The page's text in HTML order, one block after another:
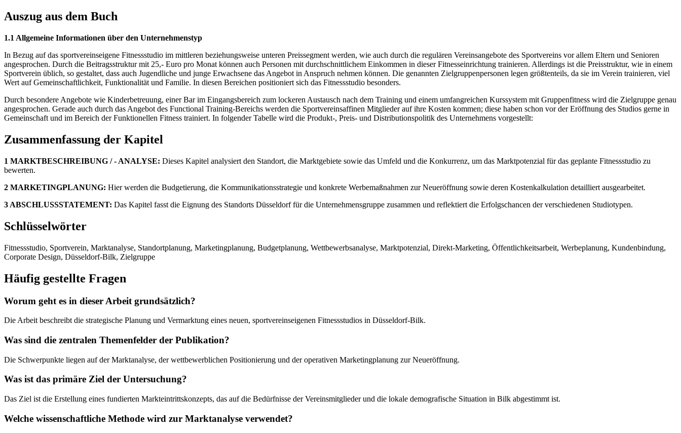
Auszug aus dem Buch
1.1 Allgemeine Informationen über den Unternehmenstyp
In Bezug auf das sportvereinseigene Fitnessstudio im mittleren beziehungsweise unteren Preissegment werden, wie auch durch die regulären Vereinsangebote des Sportvereins vor allem Eltern und Senioren
angesprochen. Durch die Beitragsstruktur mit 25,- Euro pro Monat können auch Personen mit durchschnittlichem Einkommen in dieser Fitnesseinrichtung trainieren. Allerdings ist die Preisstruktur, wie in einem
Sportverein üblich, so gestaltet, dass auch Jugendliche und junge Erwachsene das Angebot in Anspruch nehmen können. Die genannten Zielgruppenpersonen legen größtenteils, da sie im Verein trainieren, viel
Wert auf Gemeinschaftlichkeit, Funktionalität und Familie. In diesen Bereichen positioniert sich das Fitnessstudio besonders.
Durch besondere Angebote wie Kinderbetreuung, einer Bar im Eingangsbereich zum lockeren Austausch nach dem Training und einem umfangreichen Kurssystem mit Gruppenfitness wird die Zielgruppe genau
angesprochen. Gerade auch durch das Angebot des Functional Training-Bereichs werden die Sportvereinsaffinen Mitglieder auf ihre Kosten kommen; diese haben schon vor der Eröffnung des Studios gerne in
Gemeinschaft und im Bereich der Funktionellen Fitness trainiert. In folgender Tabelle wird die Produkt-, Preis- und Distributionspolitik des Unternehmens vorgestellt:
Zusammenfassung der Kapitel
1 MARKTBESCHREIBUNG / - ANALYSE: Dieses Kapitel analysiert den Standort, die Marktgebiete sowie das Umfeld und die Konkurrenz, um das Marktpotenzial für das geplante Fitnessstudio zu
bewerten.
2 MARKETINGPLANUNG: Hier werden die Budgetierung, die Kommunikationsstrategie und konkrete Werbemaßnahmen zur Neueröffnung sowie deren Kostenkalkulation detailliert ausgearbeitet.
3 ABSCHLUSSSTATEMENT: Das Kapitel fasst die Eignung des Standorts Düsseldorf für die Unternehmensgruppe zusammen und reflektiert die Erfolgschancen der verschiedenen Studiotypen.
Schlüsselwörter
Fitnessstudio, Sportverein, Marktanalyse, Standortplanung, Marketingplanung, Budgetplanung, Wettbewerbsanalyse, Marktpotenzial, Direkt-Marketing, Öffentlichkeitsarbeit, Werbeplanung, Kundenbindung,
Corporate Design, Düsseldorf-Bilk, Zielgruppe
Häufig gestellte Fragen
Worum geht es in dieser Arbeit grundsätzlich?
Die Arbeit beschreibt die strategische Planung und Vermarktung eines neuen, sportvereinseigenen Fitnessstudios in Düsseldorf-Bilk.
Was sind die zentralen Themenfelder der Publikation?
Die Schwerpunkte liegen auf der Marktanalyse, der wettbewerblichen Positionierung und der operativen Marketingplanung zur Neueröffnung.
Was ist das primäre Ziel der Untersuchung?
Das Ziel ist die Erstellung eines fundierten Markteintrittskonzepts, das auf die Bedürfnisse der Vereinsmitglieder und die lokale demografische Situation in Bilk abgestimmt ist.
Welche wissenschaftliche Methode wird zur Marktanalyse verwendet?